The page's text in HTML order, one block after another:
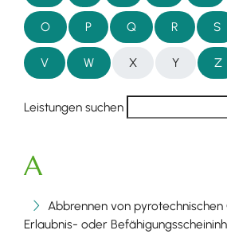
O P Q R S
V W X Y Z
Leistungen suchen
A
Abbrennen von
Erlaubnis- oder